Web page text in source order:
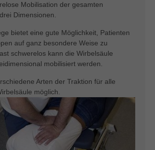
Mobilisation der gesamten
Dimensionen.
bietet eine gute Möglichkeit, Patienten
auf ganz besondere Weise zu
schwerelos kann die Wirbelsäule
mobilisiert werden.
Arten der Traktion für alle
möglich.